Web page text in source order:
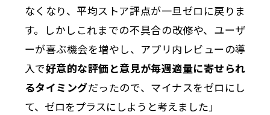
なくなり、平均ストア評点が一旦ゼロに戻りま
す。しかしこれまでの不具合の改修や、ユーザ
ーが喜ぶ機会を増やし、アプリ内レビューの導
入で好意的な評価と意見が毎週適量に寄せられ
るタイミングだったので、マイナスをゼロにし
て、ゼロをプラスにしようと考えました」